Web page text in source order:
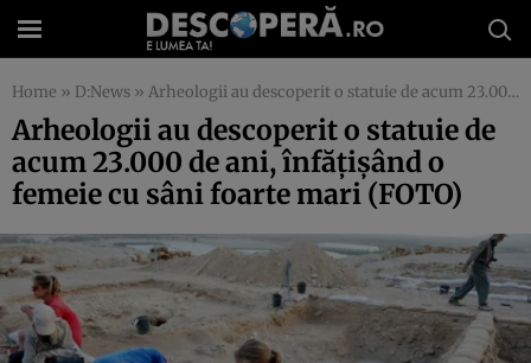
Home » D:News » Arheologii au descoperit o statuie de acum 23.000 de ani, înfăţişând o femeie cu sâni foarte mari (FOTO)
Arheologii au descoperit o statuie de
acum 23.000 de ani, înfăţişând o
femeie cu sâni foarte mari (FOTO)